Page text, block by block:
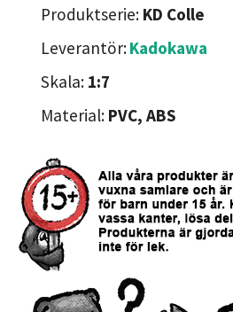
Produktserie: KD Colle
Leverantör:Kadokawa
Skala: 1:7
Material: PVC, ABS